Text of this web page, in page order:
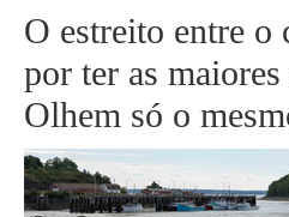
O estreito entre o
por ter as
Olhem só o